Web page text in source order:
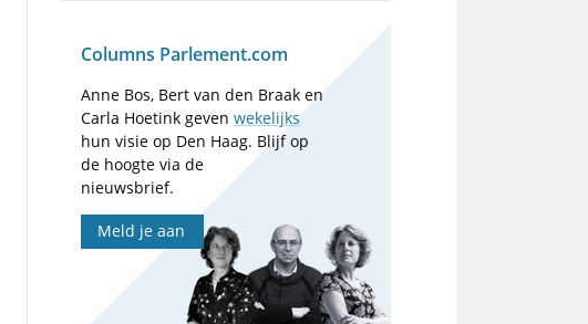
Columns Parlement.com
Anne Bos, Bert van den Braak en
Carla Hoetink gevenwekelijks
hun visie op Den Haag. Blijf op
de hoogte via de
nieuwsbrief.
Meld je aan